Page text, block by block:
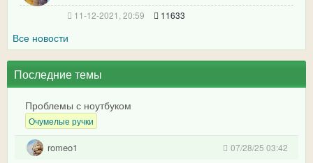
11-12-2021, 20:59 11633
Все новости
Последние темы
Проблемы с ноутбуком
Очумелые ручки
romeo1 07/28/25 03:42